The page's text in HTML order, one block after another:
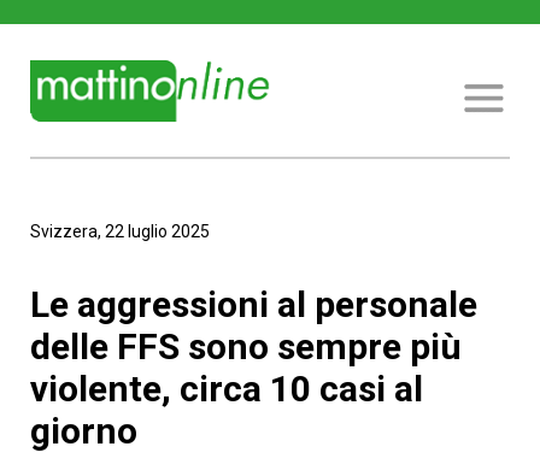
Svizzera, 22 luglio 2025
Le aggressioni al personale
delle FFS sono sempre più
violente, circa 10 casi al
giorno